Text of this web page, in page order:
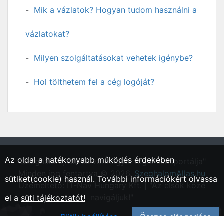
Mik a vázlatok? Hogyan tudom használni a
vázlatokat?
Milyen szolgáltatásokat vehetek igénybe?
Hol tölthetem fel a cég logóját?
"Szeghalom, Békés vármegyei régió állásportálja"
Minden jog fentartva © 2026. SzeghalomAllas.hu
Üzemeltető: IT-Nav Hungary Kft. | "Az elsők közé
Az oldal a hatékonyabb működés érdekében
sütiket(cookie) használ. További információkért olvassa
el a süti tájékoztatót!